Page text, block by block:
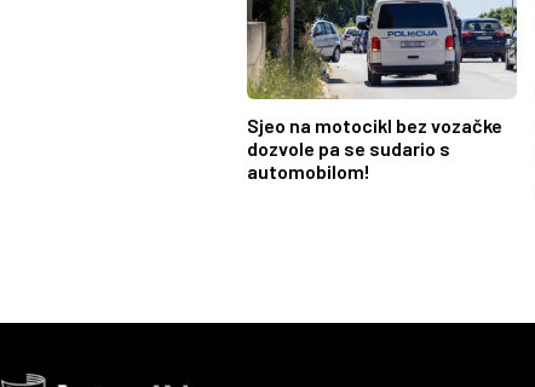
Sjeo na motocikl bez vozačke
dozvole pa se sudario s
automobilom!